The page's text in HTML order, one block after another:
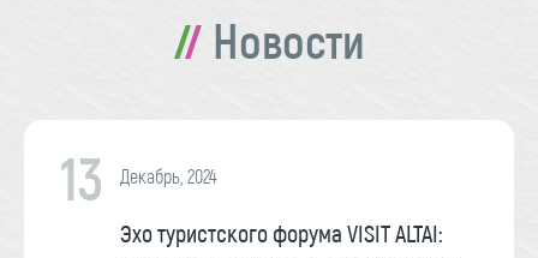
Новости
13 Декабрь, 2024
Эхо туристского форума VISIT ALTAI: